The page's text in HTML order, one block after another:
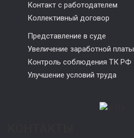
Контакт с работодателем
Коллективный договор
Представление в суде
Увеличение заработной платы
Контроль соблюдения ТК РФ
Улучшение условий труда